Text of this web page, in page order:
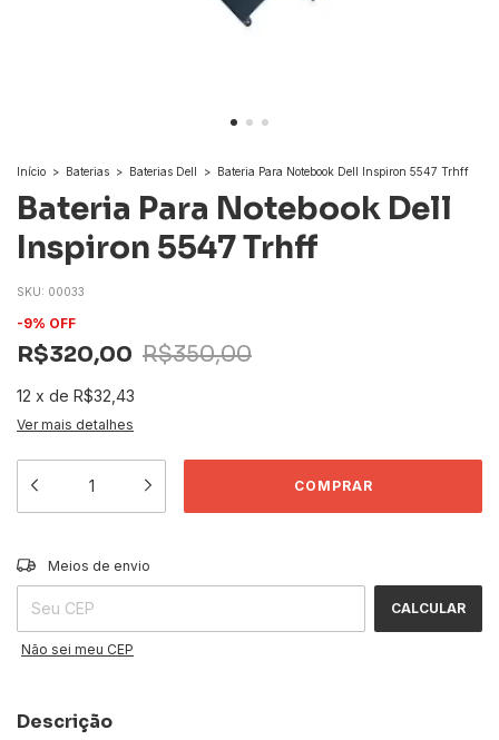
Início > Baterias > Baterias Dell > Bateria Para Notebook Dell Inspiron 5547 Trhff
Bateria Para Notebook Dell
Inspiron 5547 Trhff
SKU: 00033
-9% OFF
R$320,00 R$350,00
12 x de R$32,43
Ver mais detalhes
Entregas para o CEP:
Meios de envio
CALCULAR
Não sei meu CEP
Descrição